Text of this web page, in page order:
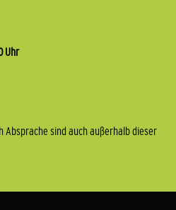
Uhr
Absprache sind auch außerhalb dieser